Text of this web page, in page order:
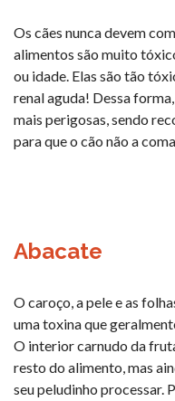
Os cães nunca devem
alimentos são muito
ou idade. Elas são tão
renal aguda! Dessa
mais perigosas, sendo
para que o cão não a
Abacate
O caroço, a pele e as
uma toxina que
O interior carnudo da
resto do alimento, mas
seu peludinho processar.